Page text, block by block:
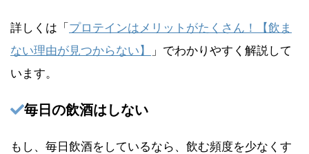
詳しくは「プロテインはメリットがたくさん！【飲ま
ない理由が見つからない】
」でわかりやすく解説して
います。
毎日の飲酒はしない
もし、毎日飲酒をしているなら、飲む頻度を少なくす